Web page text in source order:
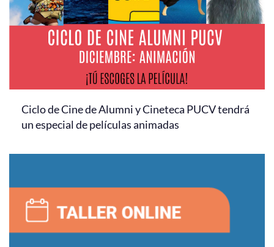
Ciclo de Cine de Alumni y Cineteca PUCV tendrá
un especial de películas animadas